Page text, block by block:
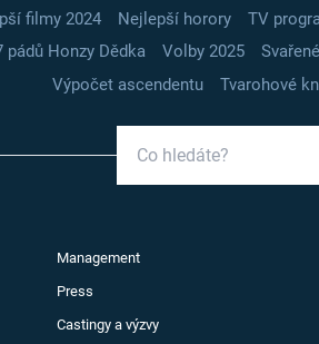
filmy 2024 Nejlepší horory TV
pádů Honzy Dědka Volby 2025
Výpočet ascendentu
Tvarohové
Management
Press
Castingy a výzvy